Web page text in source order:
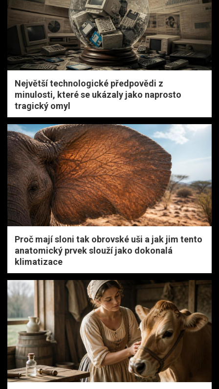
Největší technologické předpovědi z
minulosti, které se ukázaly jako naprosto
tragický omyl
Proč mají sloni tak obrovské uši a jak jim tento
anatomický prvek slouží jako dokonalá
klimatizace